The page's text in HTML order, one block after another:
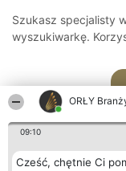
ORŁY
09:10
Cześć, chętnie Ci
Szukasz specjalisty
wyszukiwarkę.